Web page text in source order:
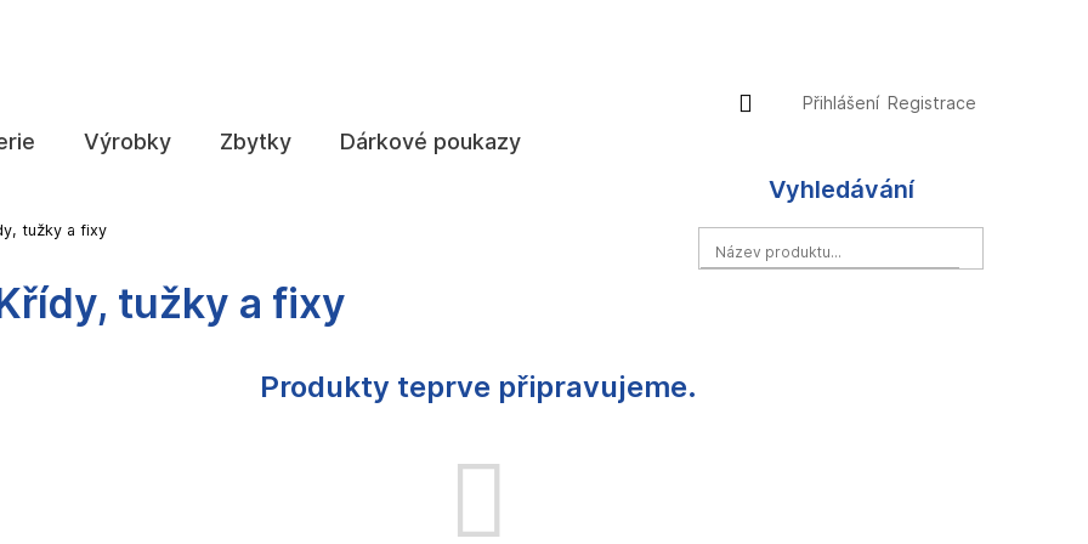
Výrobky Zbytky Dárkové poukazy
Přihlášení
Přihlášení Registrace
Vyhledávání
tužky a fixy
tužky a fixy
Produkty teprve připravujeme.
Co potřebujete najít?
Doporučujeme